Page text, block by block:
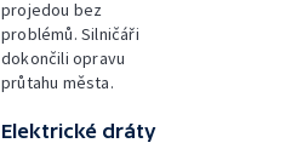
projedou bez
problémů. Silničáři
dokončili opravu
průtahu města.
Elektrické dráty